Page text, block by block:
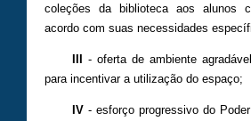
coleções da biblioteca aos alunos
acordo com suas necessidades
- oferta de ambiente
para incentivar a utilização do espaço;
IV- esforço progressivo do